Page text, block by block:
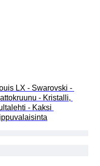
LX - Swarovski -
- Kristalli,
- Kaksi